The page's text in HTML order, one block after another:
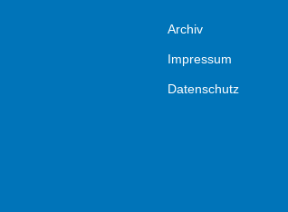
Archiv
Impressum
Datenschutz